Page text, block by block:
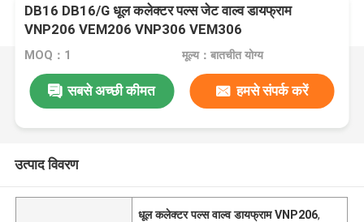
DB16 DB16/G धूल कलेक्टर पल्स जेट वाल्व डायफ्राम
VNP206 VEM206 VNP306 VEM306
MOQ：1 मूल्य：बातचीत योग्य
सबसे अच्छी कीमत हमसे संपर्क करें
उत्पाद विवरण
धूल कलेक्टर पल्स वाल्व डायफ्राम VNP206,